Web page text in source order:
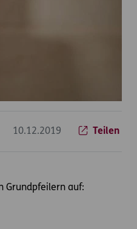
10.12.2019 Teilen
Grundpfeilern auf: